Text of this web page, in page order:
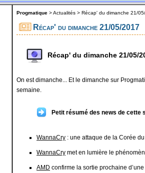
Progmatique >Actualités > Récap' du dimanche 21/
Récap' du dimanche 21/05/2017
Récap' du dimanche 21/05/
On est dimanche... Et le dimanche sur
semaine.
Petit résumé des news de cette
WannaCry : une attaque de la Corée
WannaCry met en lumière le
AMD confirme la sortie prochaine